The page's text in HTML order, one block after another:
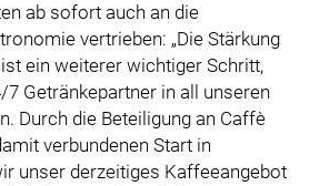
ab sofort auch an die
vertrieben: „Die Stärkung
ein weiterer wichtiger Schritt,
Getränkepartner in all unseren
Durch die Beteiligung an Caffè
verbundenen Start in
unser derzeitiges Kaffeeangebot